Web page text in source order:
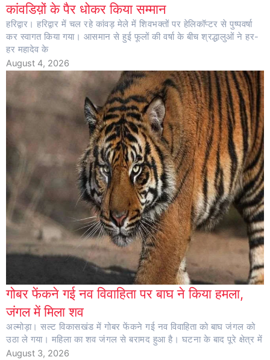
कांवडिय़ों के पैर धोकर किया सम्मान
हरिद्वार। हरिद्वार में चल रहे कांवड़ मेले में शिवभक्तों पर हेलिकॉप्टर से पुष्पवर्षा
कर स्वागत किया गया। आसमान से हुई फूलों की वर्षा के बीच श्रद्धालुओं ने हर-
हर महादेव के
August 4, 2026
गोबर फेंकने गई नव विवाहिता पर बाघ ने किया हमला,
जंगल में मिला शव
अल्मोड़ा। सल्ट विकासखंड में गोबर फेंकने गई नव विवाहिता को बाघ जंगल को
उठा ले गया। महिला का शव जंगल से बरामद हुआ है। घटना के बाद पूरे क्षेत्र में
August 3, 2026